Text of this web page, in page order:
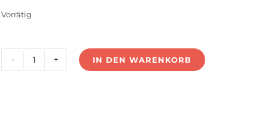
Vorrätig
LS-
IN DEN WARENKORB